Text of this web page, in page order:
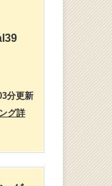
分更新
グ詳